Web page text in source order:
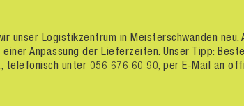
unser Logistikzentrum in Meisterschwanden neu.
Anpassung der Lieferzeiten. Unser Tipp:
telefonisch unter 056 676 60 90, per E-Mail an